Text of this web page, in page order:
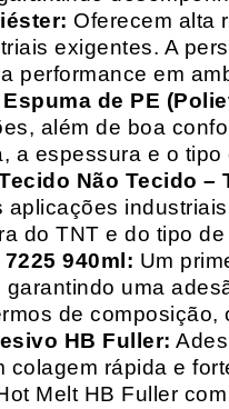
Oferecem alta
exigentes. A
performance em
de PE
além de boa
a espessura e o
Não Tecido –
aplicações
do TNT e do tipo
940ml: Um
uma
de
HB Fuller:
colagem rápida e
Melt HB Fuller